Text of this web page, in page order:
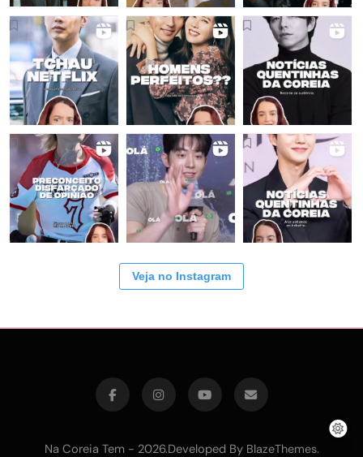
Veja no Instagram
Na Coreia Tem - 2026.Developed By BlazeThemes.